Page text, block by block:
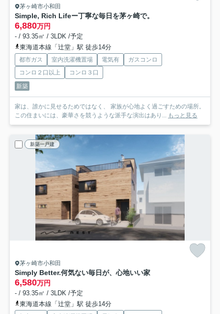
茅ヶ崎市小和田
Simple, Rich Lifeー丁寧な毎日を茅ヶ崎で。
6,880万円
- / 93.35㎡ / 3LDK /予定
東海道本線「辻堂」駅 徒歩14分
都市ガス 室内洗濯機置場 電気有
ガスコンロ
コンロ２口以上
コンロ３口
新築
家は、誰かに見せるためではなく、 家族が心地よく過ごすための場所。
この住まいには、豪華さを競うような派手な演出はあり... もっと見る
新築一戸建
茅ヶ崎市小和田
Simply Better.何気ない毎日が、心地いい家
6,580万円
- / 93.35㎡ / 3LDK /予定
東海道本線「辻堂」駅 徒歩14分